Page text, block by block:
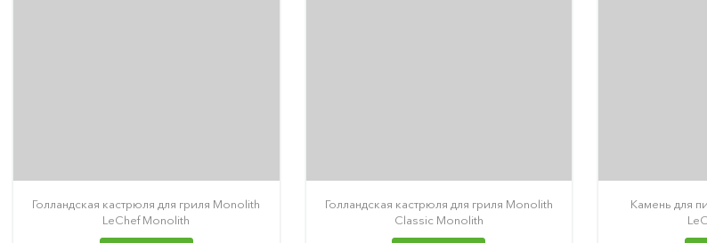
Голландская кастрюля для гриля Monolith
LeChef Monolith
Голландская кастрюля для гриля Monolith
Classic Monolith
Камень для